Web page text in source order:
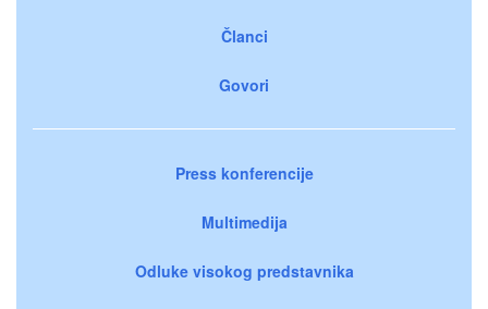
Članci
Govori
Press konferencije
Multimedija
Odluke visokog predstavnika